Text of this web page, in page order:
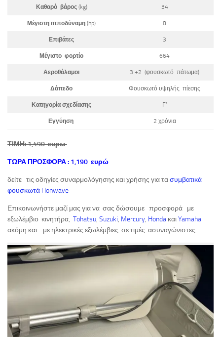
Καθαρό βάρος(kg) 34
Μέγιστη ιπποδύναμη (hp) 8
Επιβάτες 3
Μέγιστο φορτίο 664
Αεροθάλαμοι 3 +2 (φουσκωτό πάτωμα)
Δάπεδο Φουσκωτό υψηλής πίεσης
Κατηγορία σχεδίασης Γ’
Εγγύηση 2 χρόνια
ΤΙΜΗ: 1,490 ευρω
ΤΩΡΑ ΠΡΟΣΦΟΡΑ : 1,190 ευρώ
δείτε τις οδηγίες συναρμολόγησης και χρήσης για τασυμβατικά
φουσκωτά Honwave
Επικοινωνήστε μαζί μας για να σας δώσουμε προσφορά με
εξωλέμβιο κινητήρα, Tohatsu, Suzuki, Mercury, Honda καιYamaha
ακόμη και με ηλεκτρικές εξωλέμβιες σε τιμές ασυναγώνιστες.